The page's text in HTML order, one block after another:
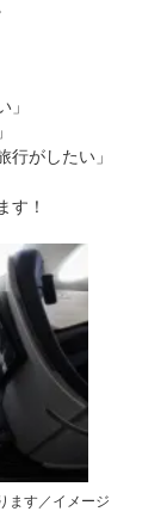
」
行がしたい」
す！
ます／イメージ